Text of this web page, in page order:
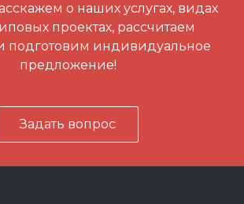
о наших услугах, видах
проектах, рассчитаем
подготовим индивидуальное
предложение!
Задать вопрос